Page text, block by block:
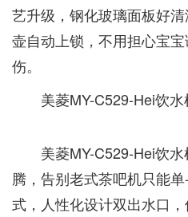
艺升级，钢化玻璃面板好
壶自动上锁，不用担心宝
伤。
美菱MY-C529-Hei饮水
美菱MY-C529-Hei饮
腾，告别老式茶吧机只能
式，人性化设计双出水口